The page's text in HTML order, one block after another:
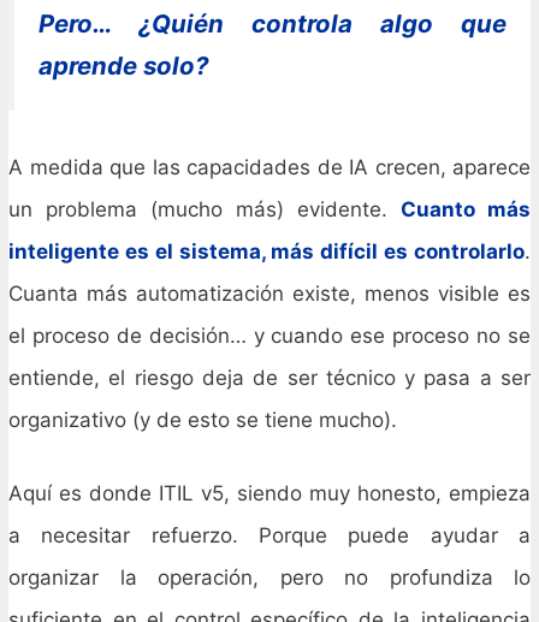
Pero… ¿Quién controla algo que
aprende solo?
A medida que las capacidades de IA crecen, aparece
un problema (mucho más) evidente. Cuanto más
inteligente es el sistema, más difícil es controlarlo.
Cuanta más automatización existe, menos visible es
el proceso de decisión… y cuando ese proceso no se
entiende, el riesgo deja de ser técnico y pasa a ser
organizativo (y de esto se tiene mucho).
Aquí es donde ITIL v5, siendo muy honesto, empieza
a necesitar refuerzo. Porque puede ayudar a
organizar la operación, pero no profundiza lo